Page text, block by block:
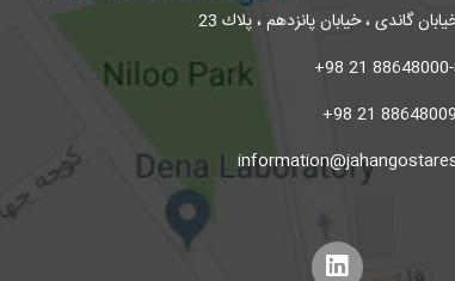
گاندی ، خیابان پانزدهم ، پلاك 23
+98 21
+98 21 88648009